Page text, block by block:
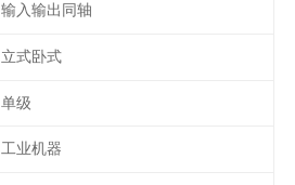
输入输出同轴
立式卧式
单级
工业机器